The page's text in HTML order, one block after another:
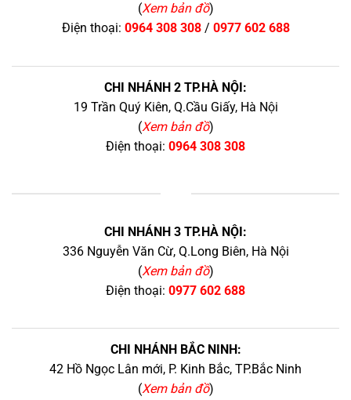
(Xem bản đồ)
Điện thoại: 0964 308 308/ 0977 602 688
CHI NHÁNH 2 TP.HÀ NỘI:
19 Trần Quý Kiên, Q.Cầu Giấy, Hà Nội
(Xem bản đồ)
Điện thoại: 0964 308 308
CHI NHÁNH 3 TP.HÀ NỘI:
336 Nguyễn Văn Cừ, Q.Long Biên, Hà Nội
(Xem bản đồ)
Điện thoại: 0977 602 688
CHI NHÁNH BẮC NINH:
42 Hồ Ngọc Lân mới, P. Kinh Bắc, TP.Bắc Ninh
(Xem bản đồ)